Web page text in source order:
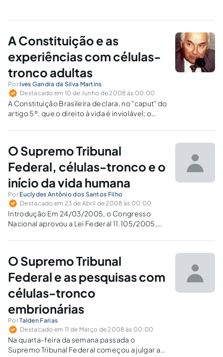
A Constituição e as
experiências com células-
tronco adultas
Por Ives Gandra da Silva Martins
Destacado em 10 de Junho de 2008 às 00:00
A Constituição Brasileira declara, no "caput" do
artigo 5º, que o direito à vida é inviolável; o
estão assegurados desde a concepção (artigo
O Supremo Tribunal
Federal, células-tronco e o
início da vida humana
Por Euclydes Antônio dos Santos Filho
Destacado em 23 de Abril de 2008 às 00:00
Introdução Em 24/03/2005, o Congresso
Nacional aprovou a Lei Federal 11.105/2005,
Biossegurança, que, dentre outros aspectos,
células-tronco embrionárias para fins
terapêuticos e de pesquisa científica no país.
Diz, in verbis,…
O Supremo Tribunal
Federal e as pesquisas com
células-tronco
embrionárias
PorTalden Farias
Destacado em 11 de Março de 2008 às 00:00
Na quarta-feira da semana passada o
Supremo Tribunal Federal começou a julgar a